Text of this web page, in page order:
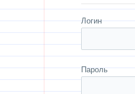
Логин
Пароль